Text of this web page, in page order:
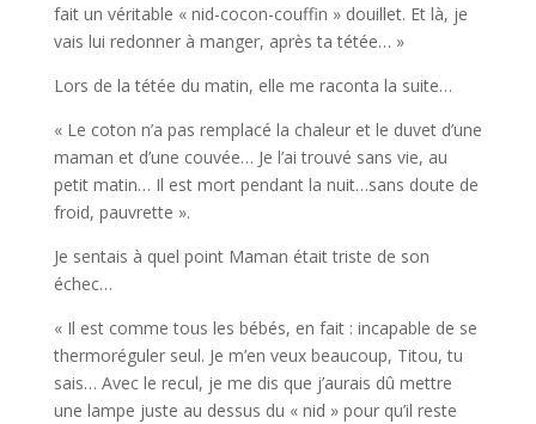
fait un véritable « nid-cocon-couffin » douillet. Et là, je
vais lui redonner à manger, après ta tétée… »
Lors de la tétée du matin, elle me raconta la suite…
« Le coton n’a pas remplacé la chaleur et le duvet d’une
maman et d’une couvée… Je l’ai trouvé sans vie, au
petit matin… Il est mort pendant la nuit…sans doute de
froid, pauvrette ».
Je sentais à quel point Maman était triste de son
échec…
« Il est comme tous les bébés, en fait : incapable de se
thermoréguler seul. Je m’en veux beaucoup, Titou, tu
sais… Avec le recul, je me dis que j’aurais dû mettre
une lampe juste au dessus du « nid » pour qu’il reste